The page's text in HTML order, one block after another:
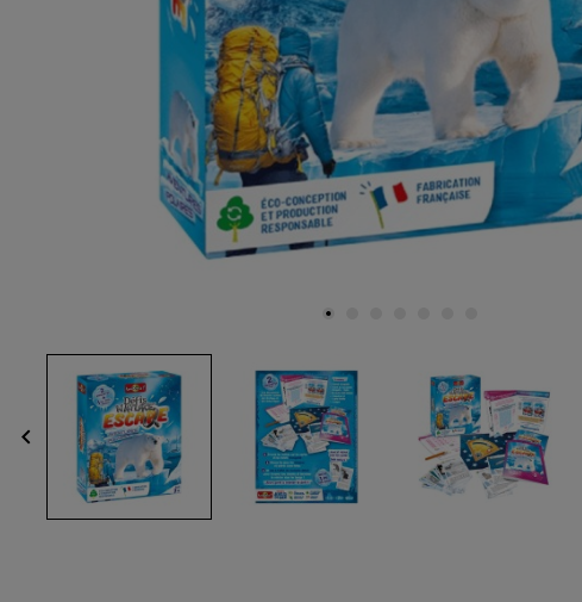
keyboard_arrow_left